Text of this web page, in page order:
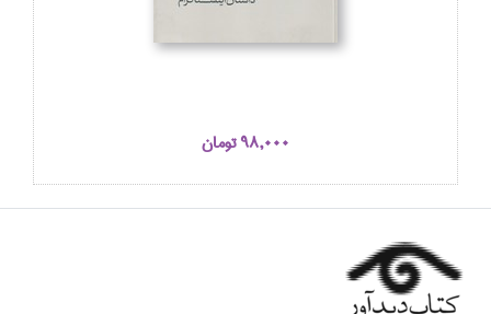
98,000 تومان